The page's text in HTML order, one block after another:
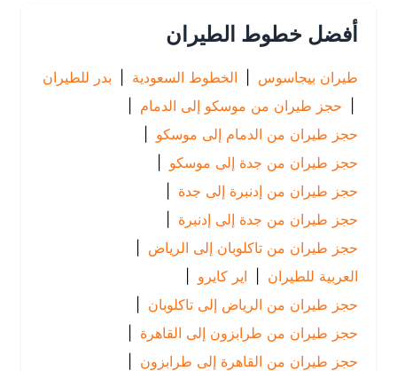
أفضل خطوط الطيران
طيران بيجاسوس | الخطوط السعودية | بدر للطيران
حجز طيران من موسكو إلى الدمام
|
حجز طيران من الدمام إلى موسكو |
حجز طيران من جدة إلى موسكو |
حجز طيران من إدنبرة إلى جدة
حجز طيران من جدة إلى إدنبرة |
حجز طيران من تاكلوبان إلى الرياض
|
العربية للطيران | اير كايرو
|
حجز طيران من الرياض إلى تاكلوبان |
حجز طيران من طرابزون إلى القاهرة |
حجز طيران من القاهرة إلى طرابزون |